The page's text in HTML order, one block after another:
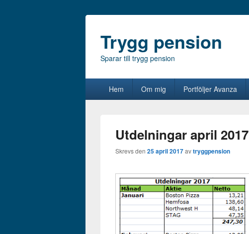
Trygg pension
Sparar till trygg pension
Hem Om mig Portföljer Avanza
Utdelningar april 2017
Skrevs den 25 april 2017avtryggpension